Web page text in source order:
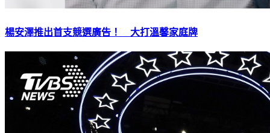
楊安澤推出首支競選廣告！ 大打溫馨家庭牌